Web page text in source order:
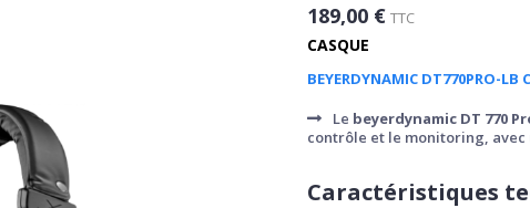
189,00 € TTC
CASQUE
BEYERDYNAMIC DT770PRO-
Le beyerdynamic DT 770
contrôle et le monitoring, avec
Caractéristiques